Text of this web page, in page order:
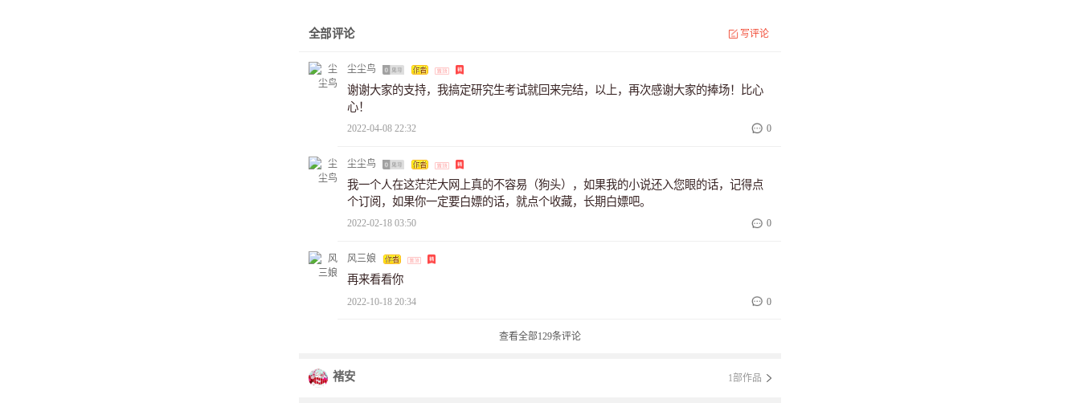
全部评论 写评论
尘尘鸟
谢谢大家的支持，我搞定研究生考试就回来完结，以上，再次感谢大家的捧场！比心
心！
2022-04-08 22:32 0
尘尘鸟
我一个人在这茫茫大网上真的不容易（狗头），如果我的小说还入您眼的话，记得点
个订阅，如果你一定要白嫖的话，就点个收藏，长期白嫖吧。
2022-02-18 03:50 0
风三娘
再来看看你
2022-10-18 20:34 0
查看全部129条评论
褚安 1部作品